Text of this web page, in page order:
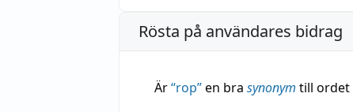
Rösta på användares bidrag
Är“rop”en bra synonym till ordet